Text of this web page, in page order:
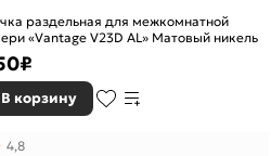
раздельная для межкомнатной
«Vantage V23D AL» Матовый никель
₽
В корзину
4,8